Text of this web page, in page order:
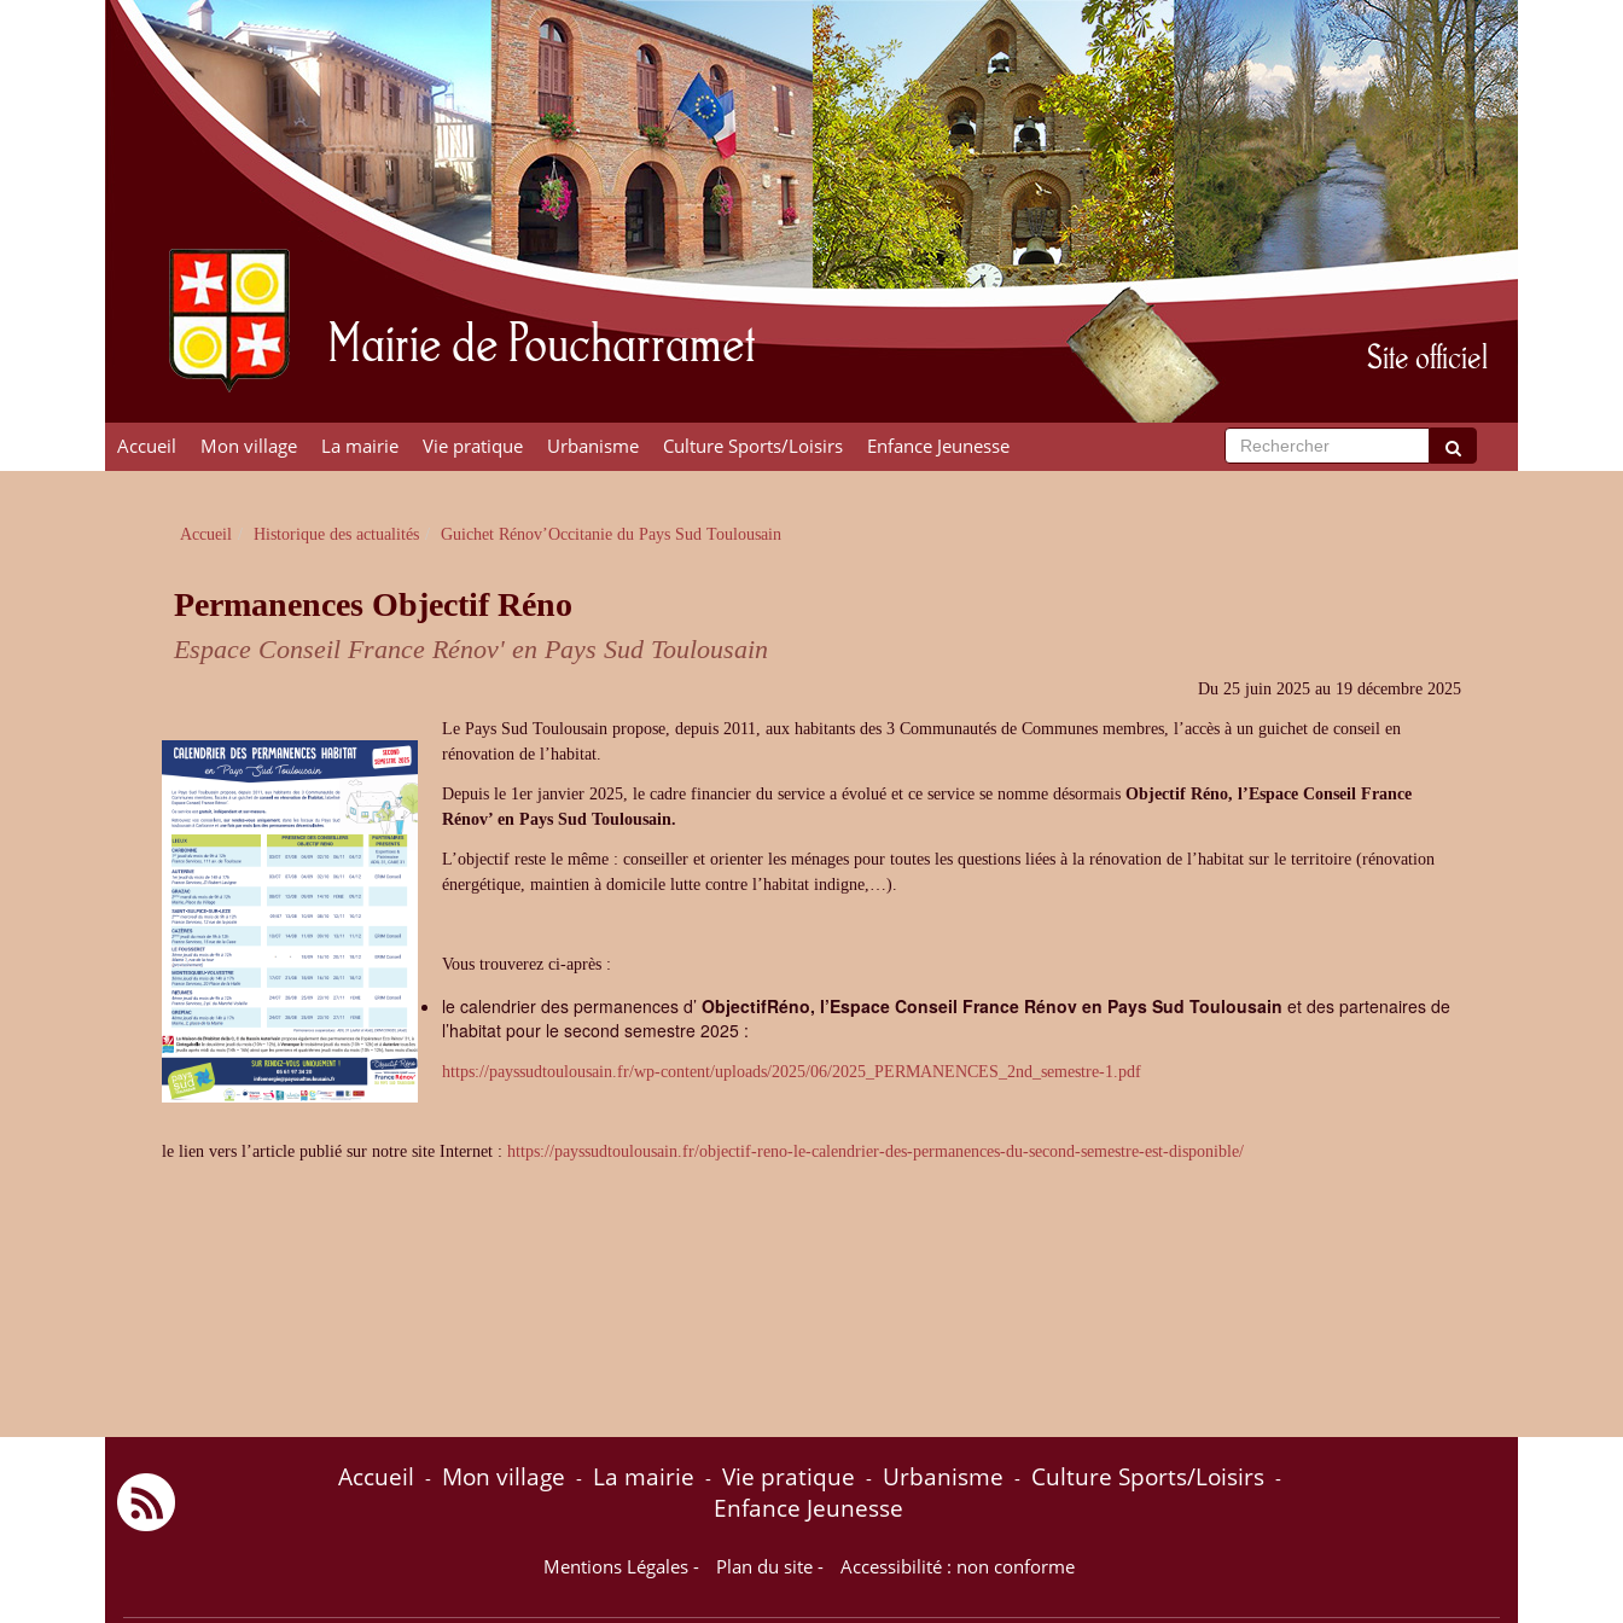
Mairie de Poucharramet Site officiel
Accueil Mon village La mairie Vie pratique Urbanisme Culture Sports/Loisirs Enfance Jeunesse
Accueil Historique des actualités Guichet Rénov’Occitanie du Pays Sud Toulousain
Permanences Objectif Réno
Espace Conseil France Rénov' en Pays Sud Toulousain
Du 25 juin 2025au 19 décembre 2025
Le Pays Sud Toulousain propose, depuis 2011, aux habitants des 3 Communautés de Communes membres, l’accès à un guichet de conseil en
rénovation de l’habitat.
Depuis le 1er janvier 2025, le cadre financier du service a évolué et ce service se nomme désormaisObjectif Réno, l’Espace Conseil France
Rénov’ en Pays Sud Toulousain.
L’objectif reste le même : conseiller et orienter les ménages pour toutes les questions liées à la rénovation de l’habitat sur le territoire (rénovation
énergétique, maintien à domicile lutte contre l’habitat indigne,…).
Vous trouverez ci-après :
le calendrier des permanences d’ ObjectifRéno, l’Espace Conseil France Rénov en Pays Sud Toulousain et des partenaires de
l’habitat pour le second semestre 2025 :
https://payssudtoulousain.fr/wp-content/uploads/2025/06/2025_PERMANENCES_2nd_semestre-1.pdf
le lien vers l’article publié sur notre site Internet :https://payssudtoulousain.fr/objectif-reno-le-calendrier-des-permanences-du-second-semestre-est-disponible/
Accueil - Mon village - La mairie - Vie pratique - Urbanisme - Culture Sports/Loisirs -
Enfance Jeunesse
Mentions Légales- Plan du site- Accessibilité : non conforme